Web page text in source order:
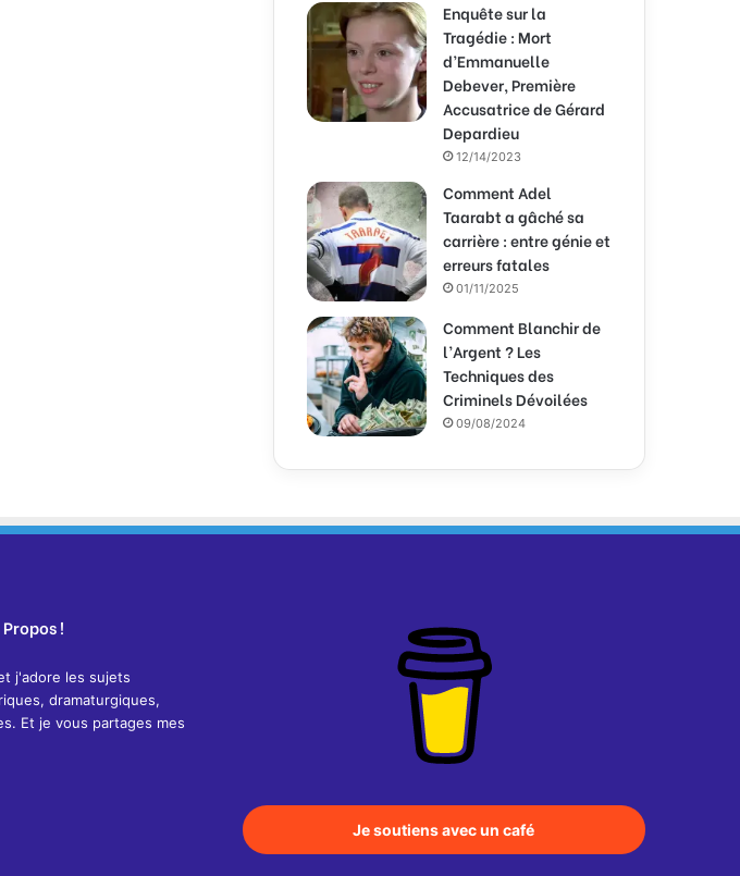
Enquête sur la
Tragédie : Mort
d’Emmanuelle
Debever, Première
Accusatrice de Gérard
Depardieu
12/14/2023
Comment Adel
Taarabt a gâché sa
carrière : entre génie et
erreurs fatales
01/11/2025
Comment Blanchir de
l’Argent ? Les
Techniques des
Criminels Dévoilées
09/08/2024
!
j'adore les sujets
dramaturgiques,
Et je vous partages mes
Je soutiens avec un café